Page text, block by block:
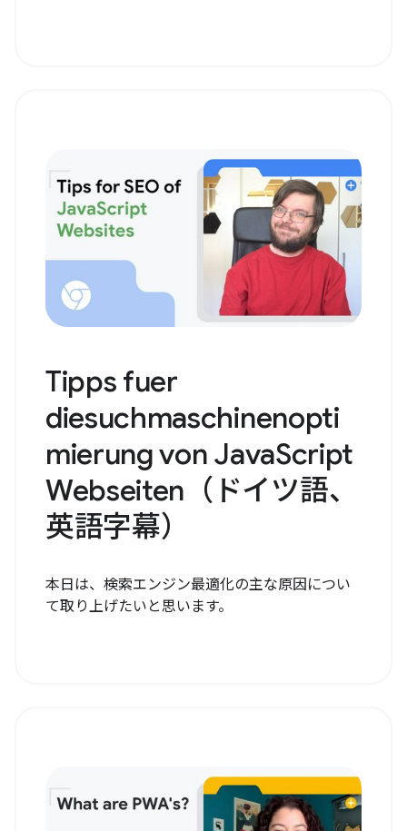
Tipps fuer
diesuchmaschinenopti
mierung von JavaScript
Webseiten（ドイツ語、
英語字幕）
本日は、検索エンジン最適化の主な原因につい
て取り上げたいと思います。